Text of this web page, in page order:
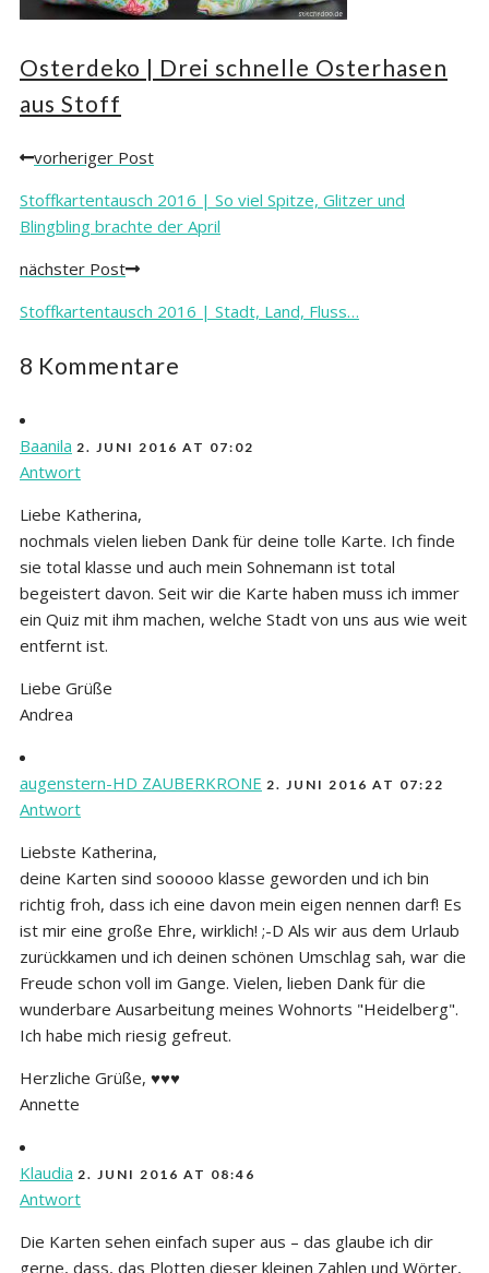
Osterdeko | Drei schnelle Osterhasen
aus Stoff
Posts
navigation
vorheriger Post
Stoffkartentausch 2016 | So viel Spitze, Glitzer und
Blingbling brachte der April
nächster Post
Stoffkartentausch 2016 | Stadt, Land, Fluss…
8 Kommentare
Baanila 2. JUNI 2016 AT 07:02
Antwort
Liebe Katherina,
nochmals vielen lieben Dank für deine tolle Karte. Ich finde
sie total klasse und auch mein Sohnemann ist total
begeistert davon. Seit wir die Karte haben muss ich immer
ein Quiz mit ihm machen, welche Stadt von uns aus wie weit
entfernt ist.
Liebe Grüße
Andrea
augenstern-HD ZAUBERKRONE 2. JUNI 2016 AT 07:22
Antwort
Liebste Katherina,
deine Karten sind sooooo klasse geworden und ich bin
richtig froh, dass ich eine davon mein eigen nennen darf! Es
ist mir eine große Ehre, wirklich! ;-D Als wir aus dem Urlaub
zurückkamen und ich deinen schönen Umschlag sah, war die
Freude schon voll im Gange. Vielen, lieben Dank für die
wunderbare Ausarbeitung meines Wohnorts "Heidelberg".
Ich habe mich riesig gefreut.
Herzliche Grüße, ♥♥♥
Annette
Klaudia 2. JUNI 2016 AT 08:46
Antwort
Die Karten sehen einfach super aus – das glaube ich dir
gerne, dass, das Plotten dieser kleinen Zahlen und Wörter,